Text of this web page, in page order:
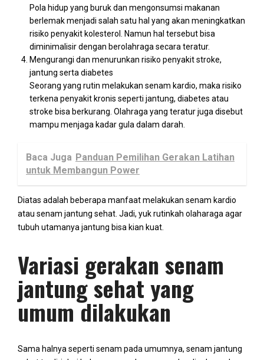
Pola hidup yang buruk dan mengonsumsi makanan
berlemak menjadi salah satu hal yang akan meningkatkan
risiko penyakit kolesterol. Namun hal tersebut bisa
diminimalisir dengan berolahraga secara teratur.
Mengurangi dan menurunkan risiko penyakit stroke,
jantung serta diabetes
Seorang yang rutin melakukan senam kardio, maka risiko
terkena penyakit kronis seperti jantung, diabetes atau
stroke bisa berkurang. Olahraga yang teratur juga disebut
mampu menjaga kadar gula dalam darah.
Baca Juga Panduan Pemilihan Gerakan Latihan
untuk Membangun Power
Diatas adalah beberapa manfaat melakukan senam kardio
atau senam jantung sehat. Jadi, yuk rutinkah olaharaga agar
tubuh utamanya jantung bisa kian kuat.
Variasi gerakan senam
jantung sehat yang
umum dilakukan
Sama halnya seperti senam pada umumnya, senam jantung